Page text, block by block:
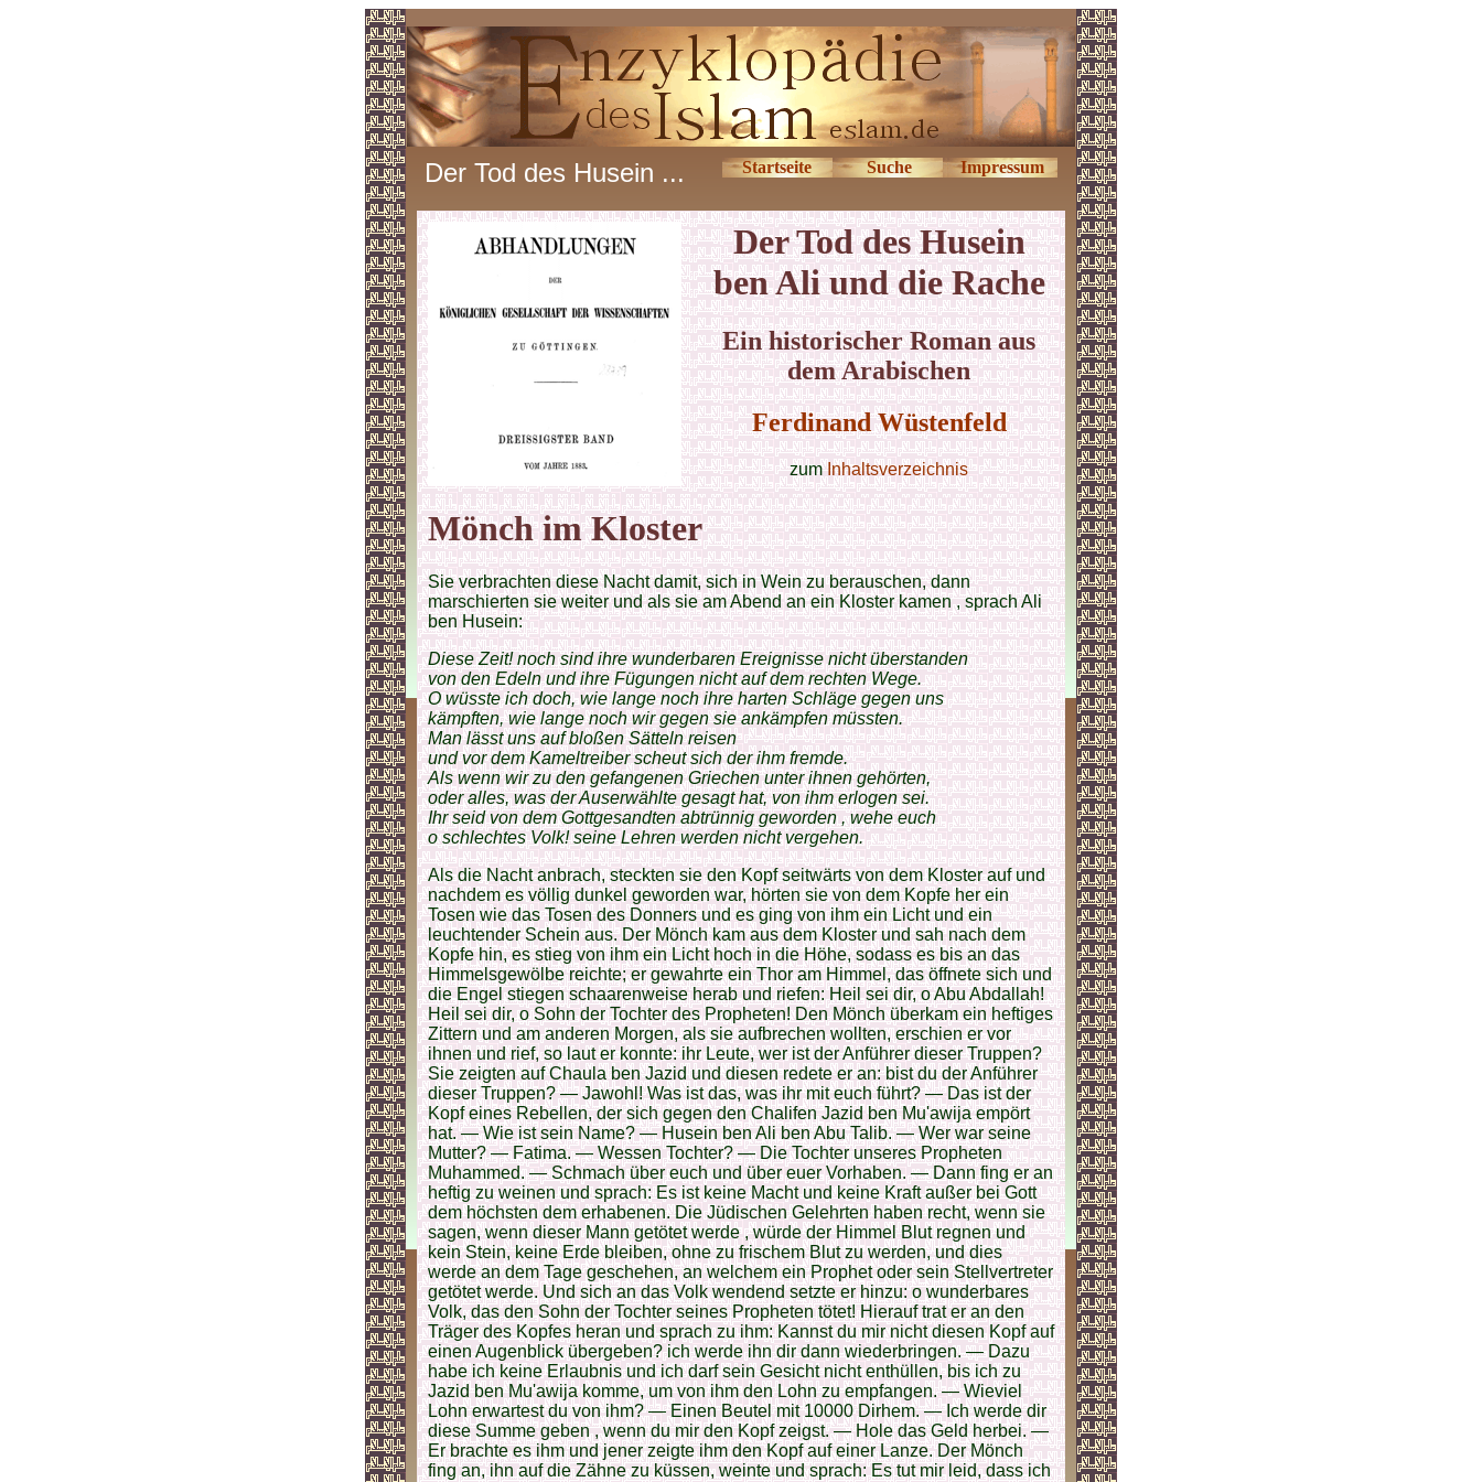
Der Tod des Husein ... Startseite Suche Impressum
Der Tod des Husein
ben Ali und die Rache
Ein historischer Roman aus
dem Arabischen
Ferdinand Wüstenfeld
zumInhaltsverzeichnis
Mönch im Kloster
Sie verbrachten diese Nacht damit, sich in Wein zu berauschen, dann
marschierten sie weiter und als sie am Abend an ein Kloster kamen , sprach Ali
ben Husein:
Diese Zeit! noch sind ihre wunderbaren Ereignisse nicht überstanden
von den Edeln und ihre Fügungen nicht auf dem rechten Wege.
O wüsste ich doch, wie lange noch ihre harten Schläge gegen uns
kämpften, wie lange noch wir gegen sie ankämpfen müssten.
Man lässt uns auf bloßen Sätteln reisen
und vor dem Kameltreiber scheut sich der ihm fremde.
Als wenn wir zu den gefangenen Griechen unter ihnen gehörten,
oder alles, was der Auserwählte gesagt hat, von ihm erlogen sei.
Ihr seid von dem Gottgesandten abtrünnig geworden , wehe euch
o schlechtes Volk! seine Lehren werden nicht vergehen.
Als die Nacht anbrach, steckten sie den Kopf seitwärts von dem Kloster auf und
nachdem es völlig dunkel geworden war, hörten sie von dem Kopfe her ein
Tosen wie das Tosen des Donners und es ging von ihm ein Licht und ein
leuchtender Schein aus. Der Mönch kam aus dem Kloster und sah nach dem
Kopfe hin, es stieg von ihm ein Licht hoch in die Höhe, sodass es bis an das
Himmelsgewölbe reichte; er gewahrte ein Thor am Himmel, das öffnete sich und
die Engel stiegen schaarenweise herab und riefen: Heil sei dir, o Abu Abdallah!
Heil sei dir, o Sohn der Tochter des Propheten! Den Mönch überkam ein heftiges
Zittern und am anderen Morgen, als sie aufbrechen wollten, erschien er vor
ihnen und rief, so laut er konnte: ihr Leute, wer ist der Anführer dieser Truppen?
Sie zeigten auf Chaula ben Jazid und diesen redete er an: bist du der Anführer
dieser Truppen? — Jawohl! Was ist das, was ihr mit euch führt? — Das ist der
Kopf eines Rebellen, der sich gegen den Chalifen Jazid ben Mu'awija empört
hat. — Wie ist sein Name? — Husein ben Ali ben Abu Talib. — Wer war seine
Mutter? — Fatima. — Wessen Tochter? — Die Tochter unseres Propheten
Muhammed. — Schmach über euch und über euer Vorhaben. — Dann fing er an
heftig zu weinen und sprach: Es ist keine Macht und keine Kraft außer bei Gott
dem höchsten dem erhabenen. Die Jüdischen Gelehrten haben recht, wenn sie
sagen, wenn dieser Mann getötet werde , würde der Himmel Blut regnen und
kein Stein, keine Erde bleiben, ohne zu frischem Blut zu werden, und dies
werde an dem Tage geschehen, an welchem ein Prophet oder sein Stellvertreter
getötet werde. Und sich an das Volk wendend setzte er hinzu: o wunderbares
Volk, das den Sohn der Tochter seines Propheten tötet! Hierauf trat er an den
Träger des Kopfes heran und sprach zu ihm: Kannst du mir nicht diesen Kopf auf
einen Augenblick übergeben? ich werde ihn dir dann wiederbringen. — Dazu
habe ich keine Erlaubnis und ich darf sein Gesicht nicht enthüllen, bis ich zu
Jazid ben Mu'awija komme, um von ihm den Lohn zu empfangen. — Wieviel
Lohn erwartest du von ihm? — Einen Beutel mit 10000 Dirhem. — Ich werde dir
diese Summe geben , wenn du mir den Kopf zeigst. — Hole das Geld herbei. —
Er brachte es ihm und jener zeigte ihm den Kopf auf einer Lanze. Der Mönch
fing an, ihn auf die Zähne zu küssen, weinte und sprach: Es tut mir leid, dass ich